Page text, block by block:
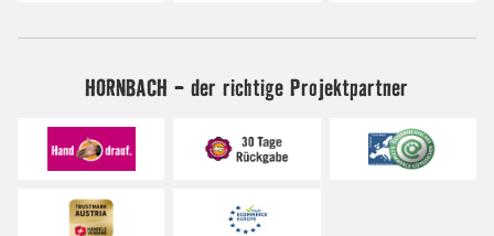
HORNBACH - der richtige Projektpartner